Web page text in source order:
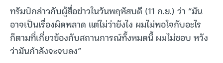
ทรัมป์กล่าวกับผู้สื่อข่าวในวันพฤหัสบดี (11 ก.ย.) ว่า “มัน
อาจเป็นเรื่องผิดพลาด แต่ไม่ว่ายังไง ผมไม่พอใจกับอะไร
ก็ตามที่เกี่ยวข้องกับสถานการณ์ทั้งหมดนี้ ผมไม่ชอบ หวัง
ว่ามันกำลังจะจบลง”